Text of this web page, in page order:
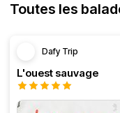
Toutes les
Dafy Trip
L'ouest sauvage